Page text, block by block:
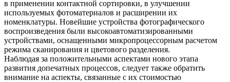
в применении контактной сортировки, в улучшении
используемых фотоматериалов и расширении их
номенклатуры. Новейшие устройства фотографического
воспроизведения были высокоавтоматизированными
устройствами, оснащенными микропроцессорным расчетом
режима сканирования и цветового разделения.
Наблюдая за положительными аспектами нового этапа
развития допечатных процессов, следует также обратить
внимание на аспекты, связанные с их стоимостью